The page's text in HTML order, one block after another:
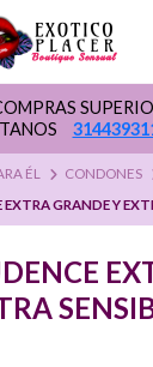
ÉL
CONDONES
GRANDE Y